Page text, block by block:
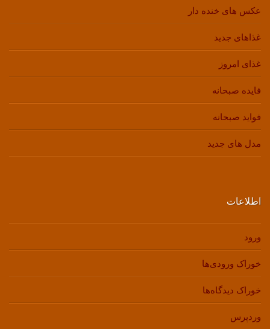
عکس های خنده دار
غذاهای جدید
غذای امروز
فایده صبحانه
فواید صبحانه
مدل های جدید
اطلاعات
ورود
خوراک ورودی‌ها
خوراک دیدگاه‌ها
وردپرس